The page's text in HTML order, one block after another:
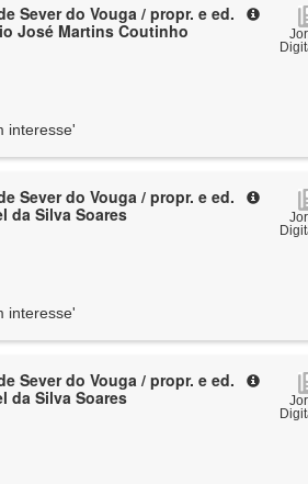
Sever do Vouga / propr. e ed.
José Martins Coutinho
interesse'
Sever do Vouga / propr. e ed.
da Silva Soares
interesse'
Sever do Vouga / propr. e ed.
da Silva Soares